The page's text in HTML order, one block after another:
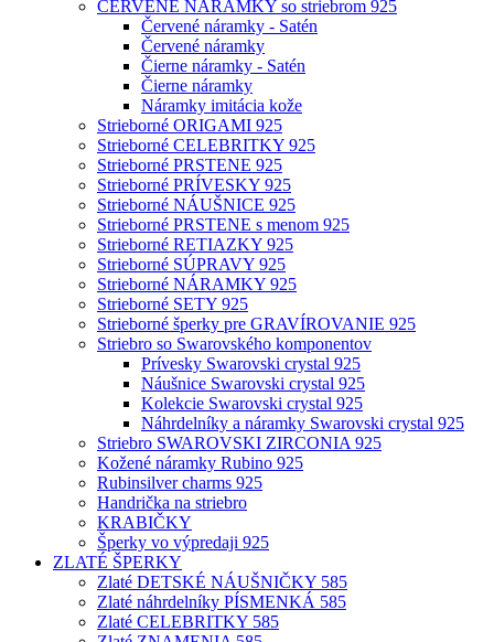
ČERVENÉ NÁRAMKY so striebrom 925
Červené náramky - Satén
Červené náramky
Čierne náramky - Satén
Čierne náramky
Náramky imitácia kože
Strieborné ORIGAMI 925
Strieborné CELEBRITKY 925
Strieborné PRSTENE 925
Strieborné PRÍVESKY 925
Strieborné NÁUŠNICE 925
Strieborné PRSTENE s menom 925
Strieborné RETIAZKY 925
Strieborné SÚPRAVY 925
Strieborné NÁRAMKY 925
Strieborné SETY 925
Strieborné šperky pre GRAVÍROVANIE 925
Striebro so Swarovského komponentov
Prívesky Swarovski crystal 925
Náušnice Swarovski crystal 925
Kolekcie Swarovski crystal 925
Náhrdelníky a náramky Swarovski crystal 925
Striebro SWAROVSKI ZIRCONIA 925
Kožené náramky Rubino 925
Rubinsilver charms 925
Handrička na striebro
KRABIČKY
Šperky vo výpredaji 925
ZLATÉ ŠPERKY
Zlaté DETSKÉ NÁUŠNIČKY 585
Zlaté náhrdelníky PÍSMENKÁ 585
Zlaté CELEBRITKY 585